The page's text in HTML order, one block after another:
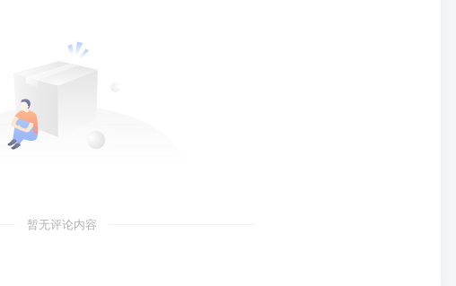
暂无评论内容